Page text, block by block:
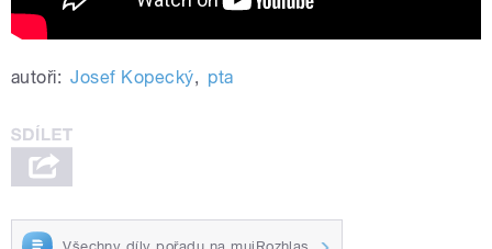
autoři: Josef Kopecký, pta